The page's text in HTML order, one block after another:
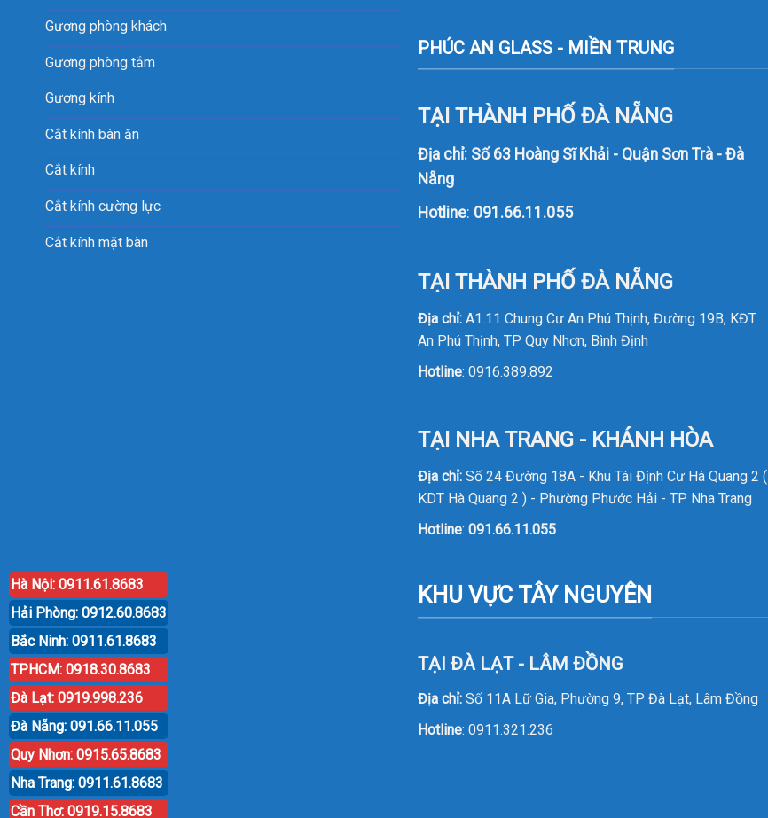
Gương phòng khách
Gương phòng tắm
Gương kính
Cắt kính bàn ăn
Cắt kính
Cắt kính cường lực
Cắt kính mặt bàn
PHÚC AN GLASS - MIỀN TRUNG
TẠI THÀNH PHỐ ĐÀ NẴNG
Địa chỉ: Số 63 Hoàng Sĩ Khải - Quận Sơn Trà - Đà
Nẵng
Hotline: 091.66.11.055
TẠI THÀNH PHỐ ĐÀ NẴNG
Địa chỉ: A1.11 Chung Cư An Phú Thịnh, Đường 19B, KĐT
An Phú Thịnh, TP Quy Nhơn, Bình Định
Hotline:0916.389.892
TẠI NHA TRANG - KHÁNH HÒA
Địa chỉ:Số 24 Đường 18A - Khu Tái Định Cư Hà Quang 2 (
KDT Hà Quang 2 ) - Phường Phước Hải - TP Nha Trang
Hotline:091.66.11.055
KHU VỰC TÂY NGUYÊN
TẠI ĐÀ LẠT - LÂM ĐỒNG
Địa chỉ: Số 11A Lữ Gia, Phường 9, TP Đà Lạt, Lâm Đồng
Hotline:0911.321.236
Hà Nội: 0911.61.8683
Hải Phòng: 0912.60.8683
Bắc Ninh: 0911.61.8683
TPHCM: 0918.30.8683
Đà Lạt: 0919.998.236
Đà Nẵng: 091.66.11.055
Quy Nhơn: 0915.65.8683
Nha Trang: 0911.61.8683
Cần Thơ: 0919.15.8683